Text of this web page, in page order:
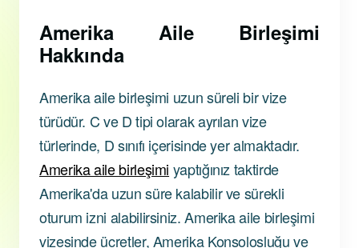
Amerika Aile Birleşimi
Hakkında
Amerika aile birleşimi uzun süreli bir vize
türüdür. C ve D tipi olarak ayrılan vize
türlerinde, D sınıfı içerisinde yer almaktadır.
Amerika aile birleşimi yaptığınız taktirde
Amerika'da uzun süre kalabilir ve sürekli
oturum izni alabilirsiniz. Amerika aile birleşimi
vizesinde ücretler, Amerika Konsolosluğu ve